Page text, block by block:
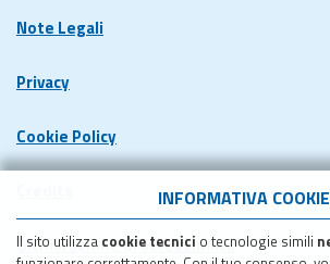
INFORMATIVA COOKIE
Il sito utilizza cookie tecnici o tecnologie simili
Note Legali
Privacy
Cookie Policy
Dichiarazione di accessibilita'